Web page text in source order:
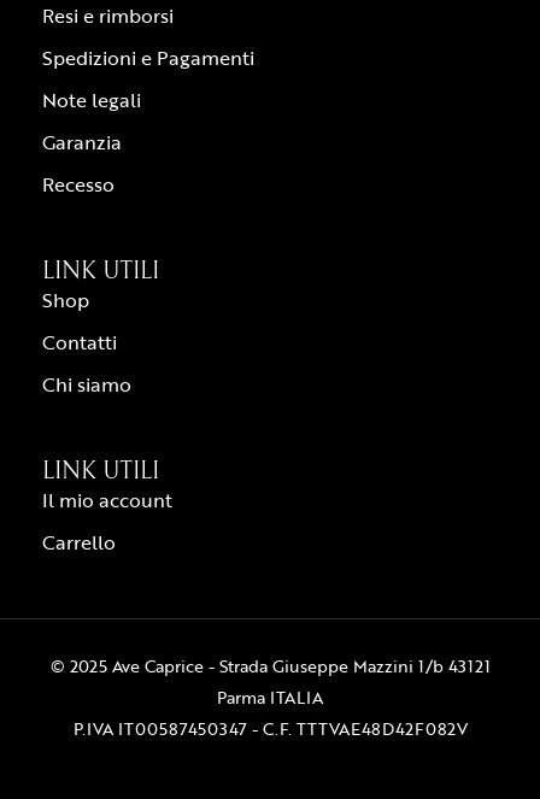
Resi e rimborsi
Spedizioni e Pagamenti
Note legali
Garanzia
Recesso
LINK UTILI
Shop
Contatti
Chi siamo
LINK UTILI
Il mio account
Carrello
© 2025 Ave Caprice - Strada Giuseppe Mazzini 1/b 43121
Parma ITALIA
P.IVA IT00587450347 - C.F. TTTVAE48D42F082V